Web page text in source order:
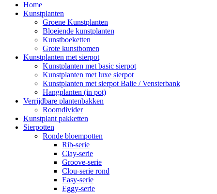
Home
Kunstplanten
Groene Kunstplanten
Bloeiende kunstplanten
Kunstboeketten
Grote kunstbomen
Kunstplanten met sierpot
Kunstplanten met basic sierpot
Kunstplanten met luxe sierpot
Kunstplanten met sierpot Balie / Vensterbank
Hangplanten (in pot)
Verrijdbare plantenbakken
Roomdivider
Kunstplant pakketten
Sierpotten
Ronde bloempotten
Rib-serie
Clay-serie
Groove-serie
Clou-serie rond
Easy-serie
Eggy-serie